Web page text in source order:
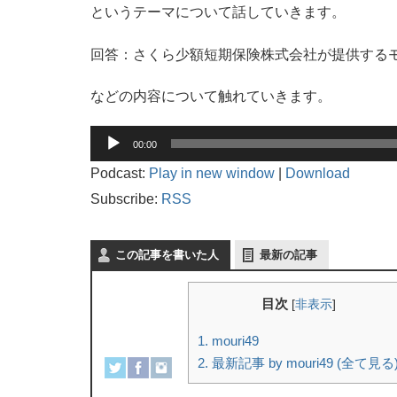
というテーマについて話していきます。
回答：さくら少額短期保険株式会社が提供する
などの内容について触れていきます。
プ
レ
ー
00:00
Podcast: Play in new window
Download
Subscribe: RSS
この記事を書いた人 最新の記事
目次 [非表示]
1. mouri49
2. 最新記事 by mouri49 (全て見る)